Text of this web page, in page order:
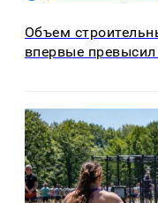
Объем
впервые